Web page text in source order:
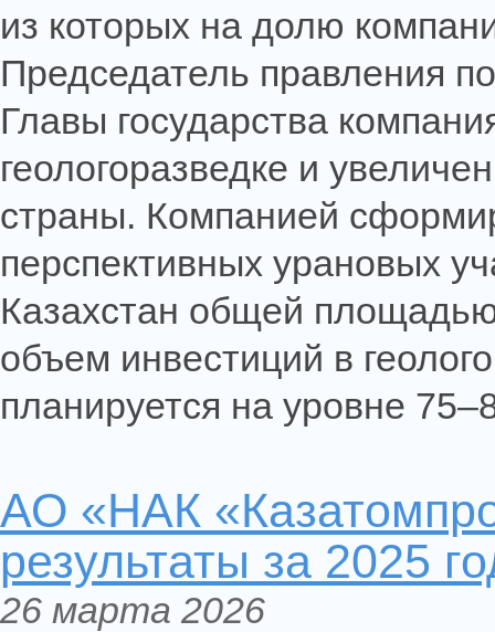
из которых на долю
Председатель правления
Главы государства
геологоразведке и
страны. Компанией
перспективных урановых
Казахстан общей
объем инвестиций в
планируется на уровне
АО «НАК
результаты за 2025
26 марта 2026